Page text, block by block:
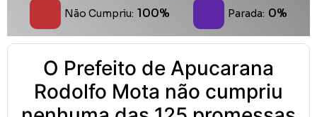
Não Cumpriu: 100% Parada: 0%
O Prefeito de Apucarana
Rodolfo Mota não cumpriu